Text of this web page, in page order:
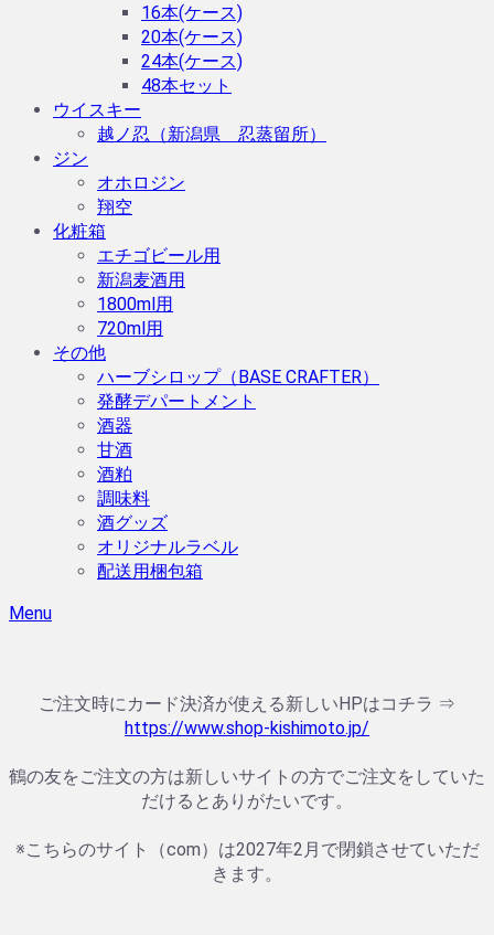
16本(ケース)
20本(ケース)
24本(ケース)
48本セット
ウイスキー
越ノ忍（新潟県 忍蒸留所）
ジン
オホロジン
翔空
化粧箱
エチゴビール用
新潟麦酒用
1800ml用
720ml用
その他
ハーブシロップ（BASE CRAFTER）
発酵デパートメント
酒器
甘酒
酒粕
調味料
酒グッズ
オリジナルラベル
配送用梱包箱
Menu
ご注文時にカード決済が使える新しいHPはコチラ ⇒
https://www.shop-kishimoto.jp/
鶴の友をご注文の方は新しいサイトの方でご注文をしていた
だけるとありがたいです。
※こちらのサイト（com）は2027年2月で閉鎖させていただ
きます。